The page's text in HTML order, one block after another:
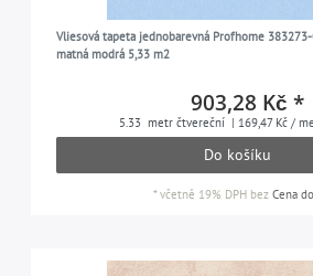
Vliesová tapeta jednobarevná Profhome
matná modrá 5,33 m2
903,28 Kč *
5.33 metr čtvereční | 169,47 Kč /
Do košíku
*včetně 19% DPHbez Cena